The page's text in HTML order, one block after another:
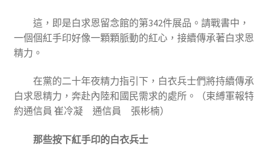
這，即是白求恩留念館的第342件展品。請戰書中，
一個個紅手印好像一顆顆脈動的紅心，接續傳承著白求恩
精力。
在黨的二十年夜精力指引下，白衣兵士們將持續傳承
白求恩精力，奔赴內陸和國民需求的處所。（束縛軍報特
約通信員 崔冷凝 通信員 張彬楠）
那些按下紅手印的白衣兵士